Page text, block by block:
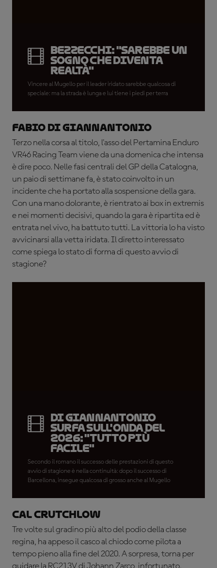
Bezzecchi: "Sarebbe un
sogno che diventa
realtà"
Vincere al Mugello per il leader iridato sarebbe qualcosa di
speciale: ma la strada è lunga e lui tiene i piedi per terra
Fabio Di Giannantonio
Terzo nella corsa al titolo, l'asso del Pertamina Enduro
VR46 Racing Team viene da una domenica che intensa
è dire poco. Nelle fasi centrali del GP della Catalogna,
un paio di settimane fa, è stato coinvolto in un
incidente che ha portato alla sospensione della gara.
Con una mano dolorante, è rientrato ai box in extremis
e nei momenti decisivi, quando la gara è ripartita ed è
entrata nel vivo, ha battuto tutti. La vittoria lo ha visto
avvicinarsi alla vetta iridata. Il diretto interessato
come spiega lo stato di forma di questo avvio di
stagione?
Di Giannantonio
surfa sull'onda del
2026: "Tutto più
facile"
Secondo il romano il successo delle prestazioni di questo
avvio di stagione è nella continuità: dopo il successo di
Barcellona, insegue qualcosa di grosso anche al Mugello
Cal Crutchlow
Tre volte sul gradino più alto del podio della classe
regina, ha appeso il casco al chiodo come pilota a
tempo pieno alla fine del 2020. A sorpresa, torna per
guidare la RC213V di Johann Zarco, infortunato.